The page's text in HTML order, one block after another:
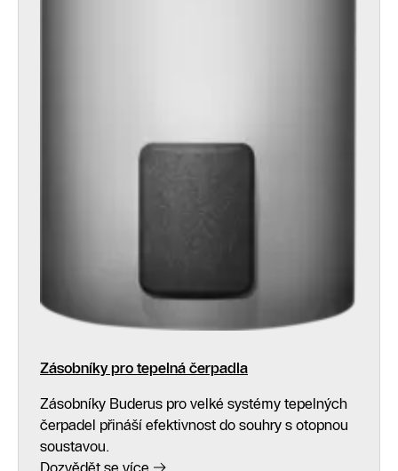
Zásobníky pro tepelná čerpadla
Zásobníky Buderus pro velké systémy tepelných
čerpadel přináší efektivnost do souhry s otopnou
soustavou.